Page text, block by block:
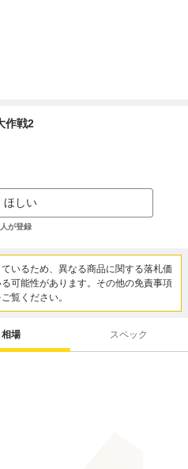
作戦2
ほしい
人が登録
いるため、異なる商品に関する落札価
可能性があります。その他の免責事項
覧ください。
相場 スペック